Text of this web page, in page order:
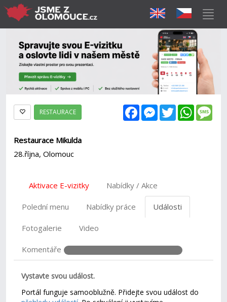
FacebookMessenger
Twitter
RESTAURACE
Restaurace Mikulda
28.října, Olomouc
Aktivace E-vizitky Nabídky / Akce
Polední menu Nabídky práce Události
Fotogalerie Video
Komentáře
Vystavte svou událost.
Portál funguje samooblužně. Přidejte svou událost do